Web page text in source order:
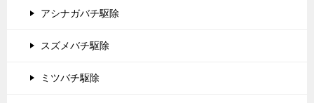
アシナガバチ駆除
スズメバチ駆除
ミツバチ駆除